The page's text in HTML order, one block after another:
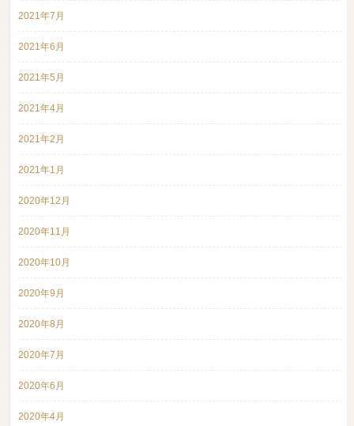
2021年7月
2021年6月
2021年5月
2021年4月
2021年2月
2021年1月
2020年12月
2020年11月
2020年10月
2020年9月
2020年8月
2020年7月
2020年6月
2020年4月